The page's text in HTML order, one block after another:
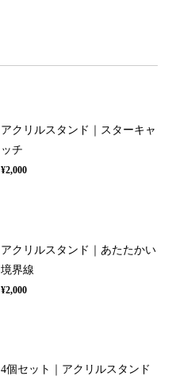
アクリルスタンド｜スターキャ
ッチ
¥2,000
アクリルスタンド｜あたたかい
境界線
¥2,000
4個セット｜アクリルスタンド